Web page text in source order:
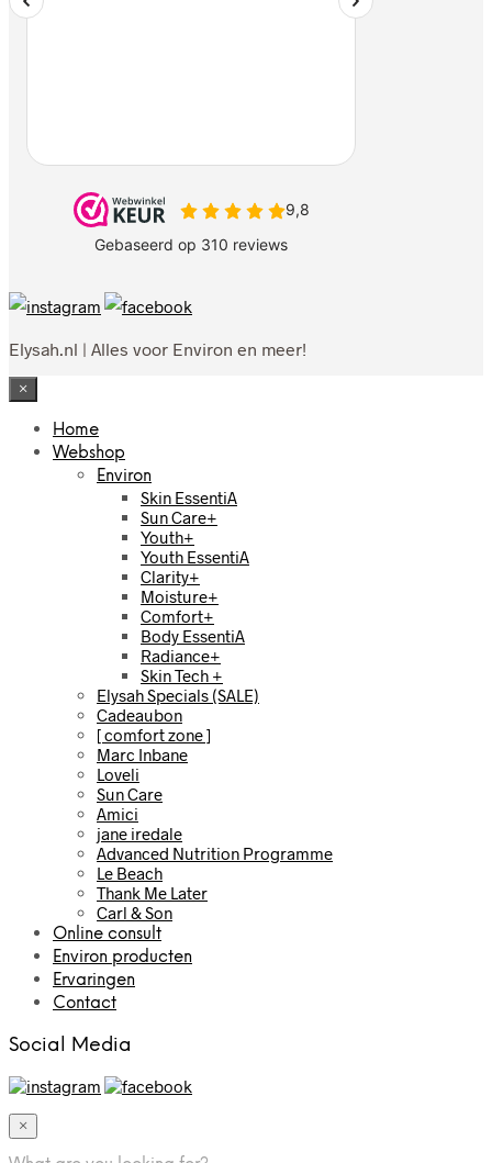
Elysah.nl | Alles voor Environ en meer!
×
Home
Webshop
Environ
Skin EssentiA
Sun Care+
Youth+
Youth EssentiA
Clarity+
Moisture+
Comfort+
Body EssentiA
Radiance+
Skin Tech +
Elysah Specials (SALE)
Cadeaubon
[ comfort zone ]
Marc Inbane
Loveli
Sun Care
Amici
jane iredale
Advanced Nutrition Programme
Le Beach
Thank Me Later
Carl & Son
Online consult
Environ producten
Ervaringen
Contact
Social Media
×